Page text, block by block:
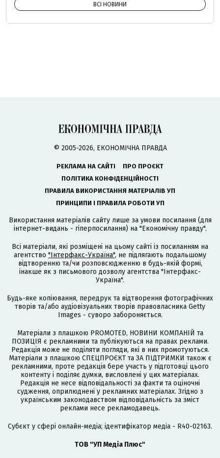
ВСІ НОВИНИ
© 2005-2026, ЕКОНОМІЧНА ПРАВДА
РЕКЛАМА НА САЙТІ
ПРО ПРОЄКТ
ПОЛІТИКА КОНФІДЕНЦІЙНОСТІ
ПРАВИЛА ВИКОРИСТАННЯ МАТЕРІАЛІВ УП
ПРИНЦИПИ І ПРАВИЛА РОБОТИ УП
Використання матеріалів сайту лише за умови посилання (для
інтернет-видань - гіперпосилання) на "Економічну правду".
Всі матеріали, які розміщені на цьому сайті із посиланням на
агентство "Інтерфакс-Україна", не підлягають подальшому
відтворенню та/чи розповсюдженню в будь-якій формі,
інакше як з письмового дозволу агентства "Інтерфакс-
Україна".
Будь-яке копіювання, передрук та відтворення фотографічних
творів та/або аудіовізуальних творів правовласника Getty
Images - суворо забороняється.
Матеріали з плашкою PROMOTED, НОВИНИ КОМПАНІЙ та
ПОЗИЦІЯ є рекламними та публікуються на правах реклами.
Редакція може не поділяти погляди, які в них промотуються.
Матеріали з плашкою СПЕЦПРОЄКТ та ЗА ПІДТРИМКИ також є
рекламними, проте редакція бере участь у підготовці цього
контенту і поділяє думки, висловлені у цих матеріалах.
Редакція не несе відповідальності за факти та оціночні
судження, оприлюднені у рекламних матеріалах. Згідно з
українським законодавством відповідальність за зміст
реклами несе рекламодавець.
Cубєкт у сфері онлайн-медіа; ідентифікатор медіа - R40-02163.
ТОВ "УП Медіа Плюс"